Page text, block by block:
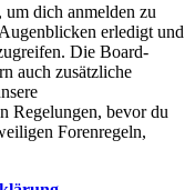
dich anmelden zu
erledigt und
Die Board-
auch zusätzliche
Regelungen, bevor du
Forenregeln,